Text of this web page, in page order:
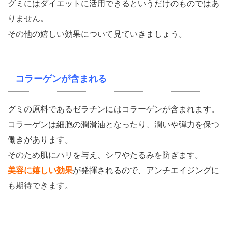
グミにはダイエットに活用できるというだけのものではあ
りません。
その他の嬉しい効果について見ていきましょう。
コラーゲンが含まれる
グミの原料であるゼラチンにはコラーゲンが含まれます。
コラーゲンは細胞の潤滑油となったり、潤いや弾力を保つ
働きがあります。
そのため肌にハリを与え、シワやたるみを防ぎます。
美容に嬉しい効果が発揮されるので、アンチエイジングに
も期待できます。